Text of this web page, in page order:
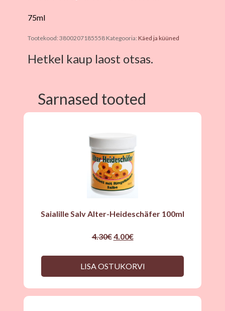
75ml
Tootekood: 3800207185558 Kategooria: Käed ja küüned
Hetkel kaup laost otsas.
Sarnased tooted
Saialille Salv Alter-Heideschäfer 100ml
4.30€Original
4.00€Current
LISA OSTUKORVI